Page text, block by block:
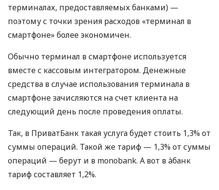
терминалах, предоставляемых банками) —
поэтому с точки зрения расходов «терминал в
смартфоне» более экономичен.
Обычно терминал в смартфоне используется
вместе с кассовым интегратором. Денежные
средства в случае использования терминала в
смартфоне зачисляются на счет клиента на
следующий день после проведения оплаты.
Так, в ПриватБанк такая услуга будет стоить 1,3% от
суммы операций. Такой же тариф — 1,3% от суммы
операций — берут и в monobank. А вот в àбанк
тариф составляет 1,2%.